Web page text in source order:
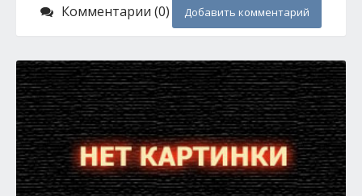
Комментарии (0) Добавить комментарий